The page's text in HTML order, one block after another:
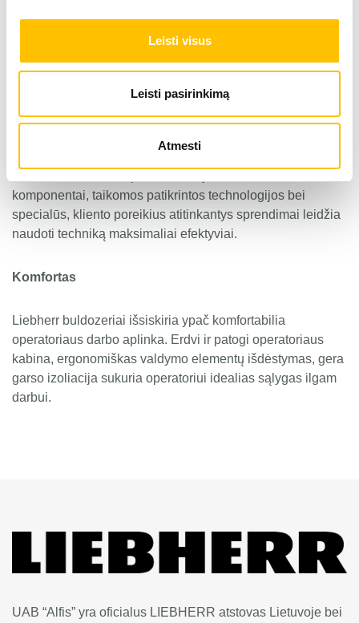
Leisti visus
Leisti pasirinkimą
Atmesti
komponentai, taikomos patikrintos technologijos bei
specialūs, kliento poreikius atitinkantys sprendimai leidžia
naudoti techniką maksimaliai efektyviai.
Komfortas
Liebherr buldozeriai išsiskiria ypač komfortabilia
operatoriaus darbo aplinka. Erdvi ir patogi operatoriaus
kabina, ergonomiškas valdymo elementų išdėstymas, gera
garso izoliacija sukuria operatoriui idealias sąlygas ilgam
darbui.
UAB “Alfis” yra oficialus LIEBHERR atstovas Lietuvoje bei